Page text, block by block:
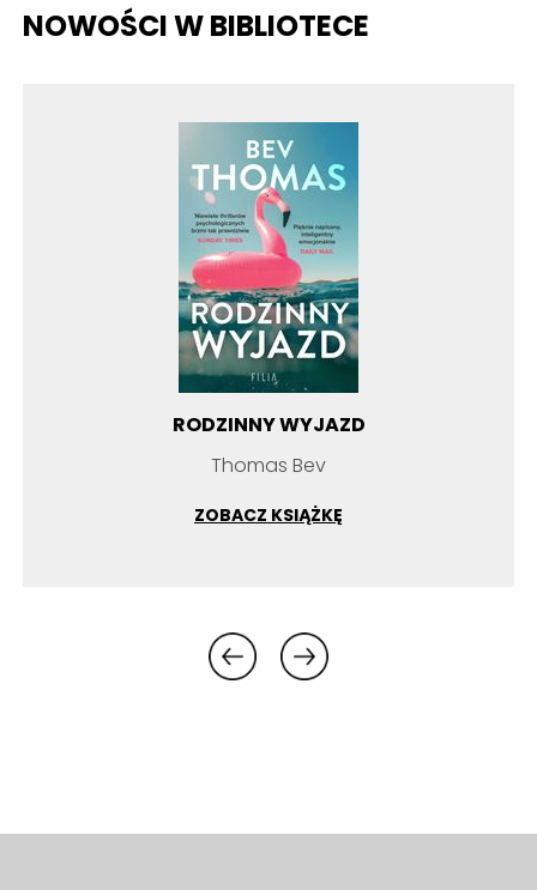
NOWOŚCI W BIBLIOTECE
RODZINNY WYJAZD
Thomas Bev
ZOBACZ KSIĄŻKĘ